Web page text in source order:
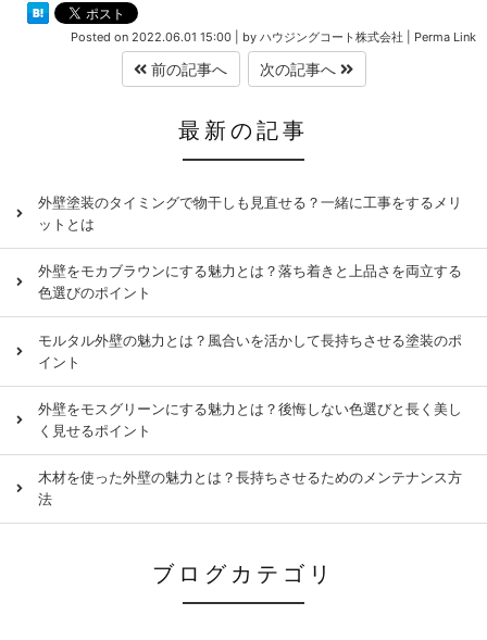
Posted on 2022.06.01 15:00 by ハウジングコート株式会社 Perma Link
前の記事へ 次の記事へ
最新の記事
外壁塗装のタイミングで物干しも見直せる？一緒に工事をするメリ
ットとは
外壁をモカブラウンにする魅力とは？落ち着きと上品さを両立する
色選びのポイント
モルタル外壁の魅力とは？風合いを活かして長持ちさせる塗装のポ
イント
外壁をモスグリーンにする魅力とは？後悔しない色選びと長く美し
く見せるポイント
木材を使った外壁の魅力とは？長持ちさせるためのメンテナンス方
法
ブログカテゴリ